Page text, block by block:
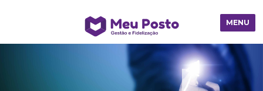
MENU